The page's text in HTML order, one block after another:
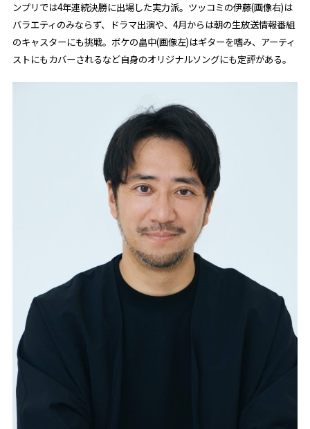
ンプリでは4年連続決勝に出場した実力派。ツッコミの伊藤(画像右)は
バラエティのみならず、ドラマ出演や、4月からは朝の生放送情報番組
のキャスターにも挑戦。ボケの畠中(画像左)はギターを嗜み、アーティ
ストにもカバーされるなど自身のオリジナルソングにも定評がある。